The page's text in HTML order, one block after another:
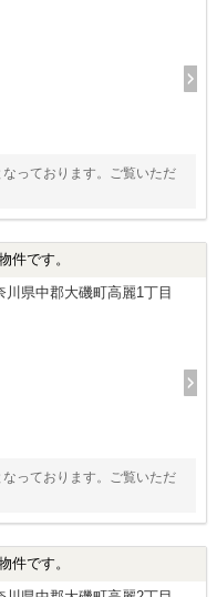
っております。ご覧いただ
件です。
川県中郡大磯町高麗1丁目
っております。ご覧いただ
件です。